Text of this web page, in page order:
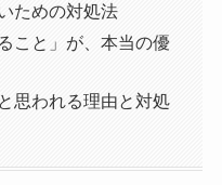
ための対処法
こと」が、本当の優
思われる理由と対処